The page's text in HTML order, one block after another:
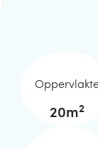
20m2